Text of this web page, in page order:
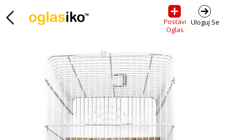
Postavi
Oglas
Uloguj Se